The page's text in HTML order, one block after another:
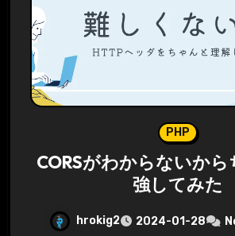
PHP
CORSがわからないか
強してみた
hrokig2 2024-01-28